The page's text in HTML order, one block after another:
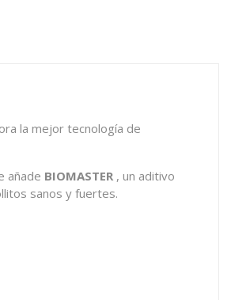
la mejor tecnología de
añade BIOMASTER , un aditivo
sanos y fuertes.